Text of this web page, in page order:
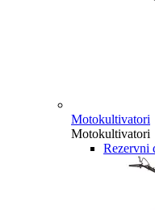
Motokultivatori
Motokultivatori
Rezervni